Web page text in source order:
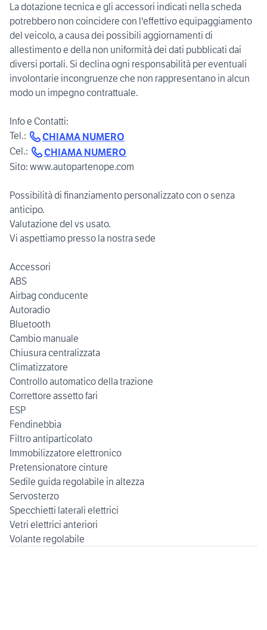
La dotazione tecnica e gli accessori indicati nella scheda
potrebbero non coincidere con l'effettivo equipaggiamento
del veicolo, a causa dei possibili aggiornamenti di
allestimento e della non uniformità dei dati pubblicati dai
diversi portali. Si declina ogni responsabilità per eventuali
involontarie incongruenze che non rappresentano in alcun
modo un impegno contrattuale.
Info e Contatti:
Tel.:
CHIAMA NUMERO
Cel.:
CHIAMA NUMERO
Sito: www.autopartenope.com
Possibilità di finanziamento personalizzato con o senza
anticipo.
Valutazione del vs usato.
Vi aspettiamo presso la nostra sede
Accessori
ABS
Airbag conducente
Autoradio
Bluetooth
Cambio manuale
Chiusura centralizzata
Climatizzatore
Controllo automatico della trazione
Correttore assetto fari
ESP
Fendinebbia
Filtro antiparticolato
Immobilizzatore elettronico
Pretensionatore cinture
Sedile guida regolabile in altezza
Servosterzo
Specchietti laterali elettrici
Vetri elettrici anteriori
Volante regolabile